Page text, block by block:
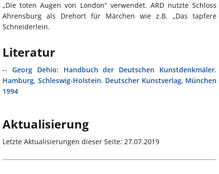
„Die toten Augen von London“ verwendet. ARD nutzte Schloss
Ahrensburg als Drehort für Märchen wie z.B. „Das tapfere
Schneiderlein.
Literatur
-- Georg Dehio: Handbuch der Deutschen Kunstdenkmäler.
Hamburg, Schleswig-Holstein. Deutscher Kunstverlag, München
1994
Aktualisierung
Letzte Aktualisierungen dieser Seite: 27.07.2019